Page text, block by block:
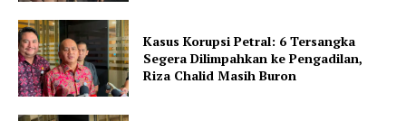
Kasus Korupsi Petral: 6 Tersangka
Segera Dilimpahkan ke Pengadilan,
Riza Chalid Masih Buron